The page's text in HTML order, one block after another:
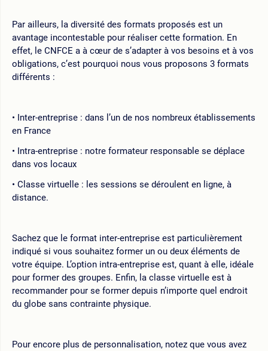
Par ailleurs, la diversité des formats proposés est un
avantage incontestable pour réaliser cette formation. En
effet, le CNFCE a à cœur de s’adapter à vos besoins et à vos
obligations, c’est pourquoi nous vous proposons 3 formats
différents :
Inter-entreprise : dans l’un de nos nombreux établissements
en France
Intra-entreprise : notre formateur responsable se déplace
dans vos locaux
Classe virtuelle : les sessions se déroulent en ligne, à
distance.
Sachez que le format inter-entreprise est particulièrement
indiqué si vous souhaitez former un ou deux éléments de
votre équipe. L’option intra-entreprise est, quant à elle, idéale
pour former des groupes. Enfin, la classe virtuelle est à
recommander pour se former depuis n’importe quel endroit
du globe sans contrainte physique.
Pour encore plus de personnalisation, notez que vous avez